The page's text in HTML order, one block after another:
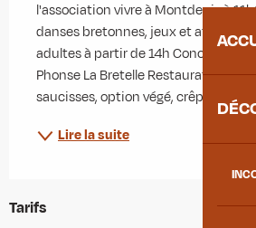
l'association vivre à Montdenis à
danses bretonnes, jeux et ateliers
adultes à partir de 14h Concert
Phonse La Bretelle Restauration et
saucisses, option végé, crêpes
Lire la suite
Tarifs